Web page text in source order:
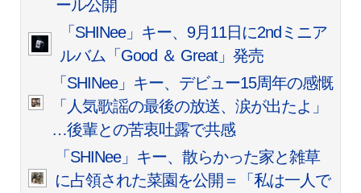
ール公開
「SHINee」キー、9月11日に2ndミニア
ルバム「Good ＆ Great」発売
「SHINee」キー、デビュー15周年の感慨
「人気歌謡の最後の放送、涙が出たよ」
…後輩との苦衷吐露で共感
「SHINee」キー、散らかった家と雑草
に占領された菜園を公開＝「私は一人で